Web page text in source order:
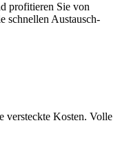
profitieren Sie von
schnellen Austausch-
versteckte Kosten. Volle